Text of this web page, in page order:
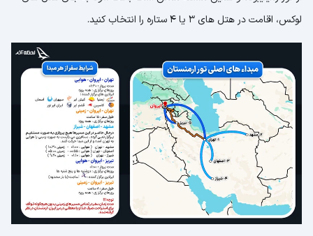
لوکس، اقامت در هتل های 3 یا 4 ستاره را انتخاب کنید.